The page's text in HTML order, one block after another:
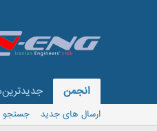
انجمن
ارسال های جدید
جستجو